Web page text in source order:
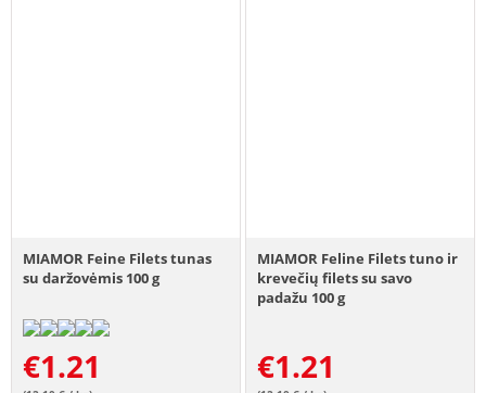
MIAMOR Feine Filets tunas
su daržovėmis 100 g
€1.21
MIAMOR Feline Filets tuno ir
krevečių filets su savo
padažu 100 g
€1.21